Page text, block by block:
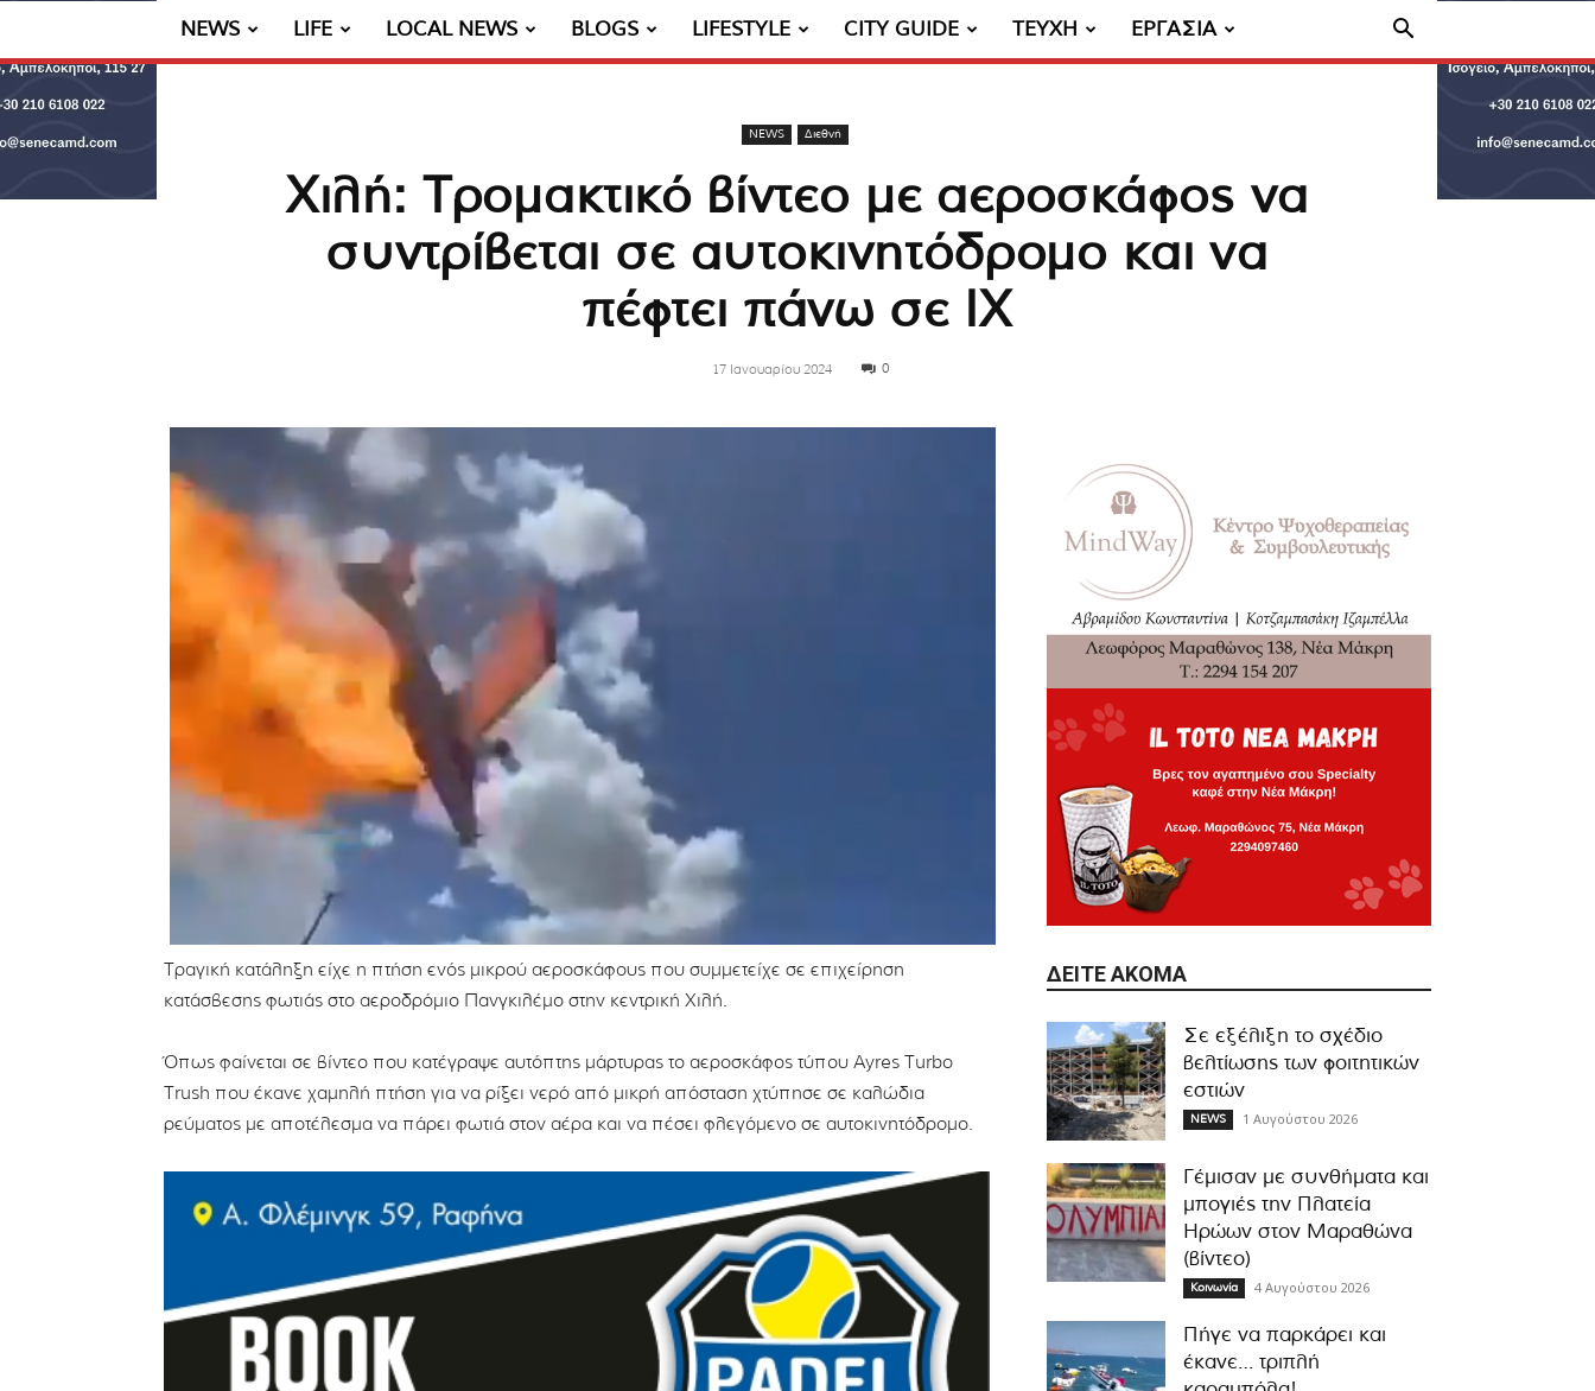
NEWS LIFE LOCAL NEWS BLOGS LIFESTYLE CITY GUIDE ΤΕΥΧΗ ΕΡΓΑΣΙΑ
NEWS Διεθνή
Χιλή: Τρομακτικό βίντεο με αεροσκάφος να
συντρίβεται σε αυτοκινητόδρομο και να
πέφτει πάνω σε ΙΧ
17 Ιανουαρίου 2024 0
Τραγική κατάληξη είχε η πτήση ενός μικρού αεροσκάφους που συμμετείχε σε επιχείρηση
κατάσβεσης φωτιάς στο αεροδρόμιο Πανγκιλέμο στην κεντρική Χιλή.
Όπως φαίνεται σε βίντεο που κατέγραψε αυτόπτης μάρτυρας το αεροσκάφος τύπου Ayres Turbo
Trush που έκανε χαμηλή πτήση για να ρίξει νερό από μικρή απόσταση χτύπησε σε καλώδια
ρεύματος με αποτέλεσμα να πάρει φωτιά στον αέρα και να πέσει φλεγόμενο σε αυτοκινητόδρομο.
ΔΕΊΤΕ ΑΚΌΜΑ
Σε εξέλιξη το σχέδιο
βελτίωσης των φοιτητικών
εστιών
NEWS 1 Αυγούστου 2026
Γέμισαν με συνθήματα και
μπογιές την Πλατεία
Ηρώων στον Μαραθώνα
(βίντεο)
Κοινωνία 4 Αυγούστου 2026
Πήγε να παρκάρει και
έκανε… τριπλή